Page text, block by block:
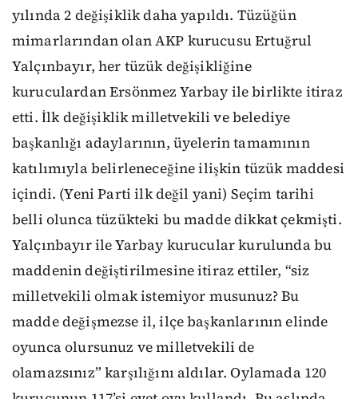
yılında 2 değişiklik daha yapıldı. Tüzüğün
mimarlarından olan AKP kurucusu Ertuğrul
Yalçınbayır, her tüzük değişikliğine
kuruculardan Ersönmez Yarbay ile birlikte itiraz
etti. İlk değişiklik milletvekili ve belediye
başkanlığı adaylarının, üyelerin tamamının
katılımıyla belirleneceğine ilişkin tüzük maddesi
içindi. (Yeni Parti ilk değil yani) Seçim tarihi
belli olunca tüzükteki bu madde dikkat çekmişti.
Yalçınbayır ile Yarbay kurucular kurulunda bu
maddenin değiştirilmesine itiraz ettiler, “siz
milletvekili olmak istemiyor musunuz? Bu
madde değişmezse il, ilçe başkanlarının elinde
oyunca olursunuz ve milletvekili de
olamazsınız” karşılığını aldılar. Oylamada 120